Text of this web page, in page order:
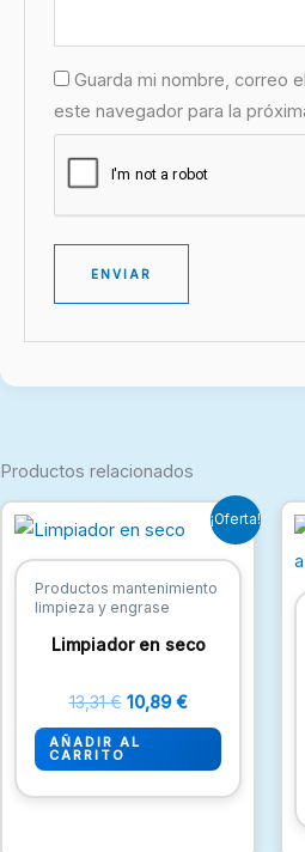
Guarda mi nombre, correo
este navegador para la
Productos relacionados
¡Oferta!
Productos mantenimiento
limpieza y engrase
Limpiador en seco
13,31€
precio
original
13,31 €.
10,89 €
precio
actual
10,89 €.
AÑADIR AL
CARRITO